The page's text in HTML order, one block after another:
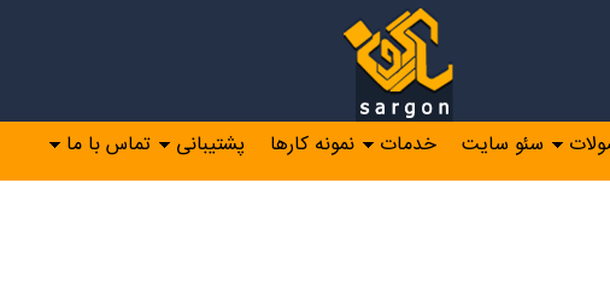
سئو سایت خدمات نمونه کارها پشتیبانی تماس با ما